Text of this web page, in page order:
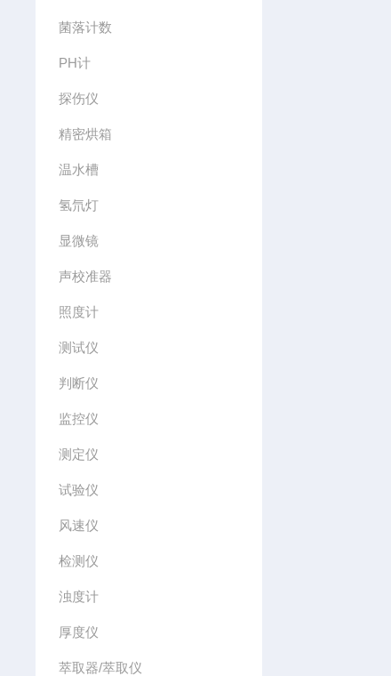
菌落计数
PH计
探伤仪
精密烘箱
温水槽
氢氘灯
显微镜
声校准器
照度计
测试仪
判断仪
监控仪
测定仪
试验仪
风速仪
检测仪
浊度计
厚度仪
萃取器/萃取仪